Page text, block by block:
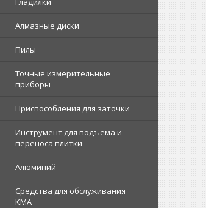
Алмазные диски
Пилы
Точные измерительные
приборы
Приспособления для заточки
Инструмент для подъема и
переноса плитки
Алюминий
Средства для обслуживания
КМА